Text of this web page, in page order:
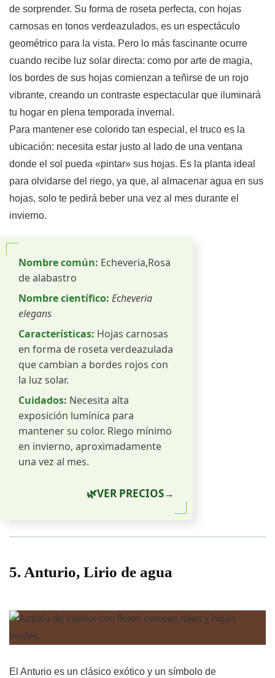
de sorprender. Su forma de roseta perfecta, con hojas
carnosas en tonos verdeazulados, es un espectáculo
geométrico para la vista. Pero lo más fascinante ocurre
cuando recibe luz solar directa: como por arte de magia,
los bordes de sus hojas comienzan a teñirse de un rojo
vibrante, creando un contraste espectacular que iluminará
tu hogar en plena temporada invernal.
Para mantener ese colorido tan especial, el truco es la
ubicación: necesita estar justo al lado de una ventana
donde el sol pueda «pintar» sus hojas. Es la planta ideal
para olvidarse del riego, ya que, al almacenar agua en sus
hojas, solo te pedirá beber una vez al mes durante el
invierno.
Nombre común: Echeveria,Rosa
de alabastro
Nombre científico: Echeveria
elegans
Características: Hojas carnosas
en forma de roseta verdeazulada
que cambian a bordes rojos con
la luz solar.
Cuidados: Necesita alta
exposición lumínica para
mantener su color. Riego mínimo
en invierno, aproximadamente
una vez al mes.
🌿VER PRECIOS→
5. Anturio, Lirio de agua
El Anturio es un clásico exótico y un símbolo de